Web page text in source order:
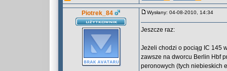
Piotrek_84 Wysłany: 04-08-2010, 14:34
Jeszcze raz:
Jeżeli chodzi o pociąg IC 145
zawsze na dworcu Berlin Hbf
peronowych (tych niebieskich